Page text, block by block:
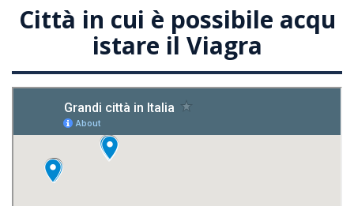
Città in cui è possibile acqu
istare il Viagra